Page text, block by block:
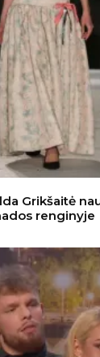
Grikšaitė
renginyje